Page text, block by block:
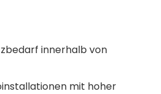
innerhalb von
mit hoher